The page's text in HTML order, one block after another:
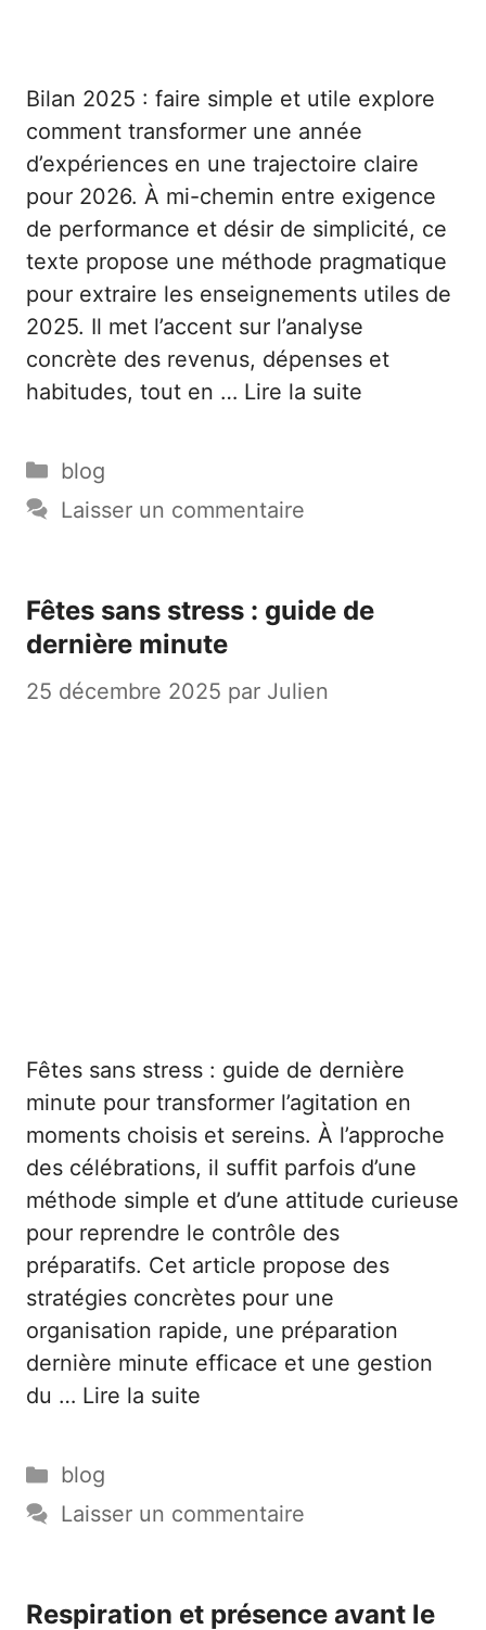
Bilan 2025 : faire simple et utile explore
comment transformer une année
d’expériences en une trajectoire claire
pour 2026. À mi-chemin entre exigence
de performance et désir de simplicité, ce
texte propose une méthode pragmatique
pour extraire les enseignements utiles de
2025. Il met l’accent sur l’analyse
concrète des revenus, dépenses et
habitudes, tout en … Lire la suite
Catégories
blog
Laisser un commentaire
Fêtes sans stress : guide de
dernière minute
25 décembre 2025 par Julien
Fêtes sans stress : guide de dernière
minute pour transformer l’agitation en
moments choisis et sereins. À l’approche
des célébrations, il suffit parfois d’une
méthode simple et d’une attitude curieuse
pour reprendre le contrôle des
préparatifs. Cet article propose des
stratégies concrètes pour une
organisation rapide, une préparation
dernière minute efficace et une gestion
du … Lire la suite
Catégories
blog
Laisser un commentaire
Respiration et présence avant le